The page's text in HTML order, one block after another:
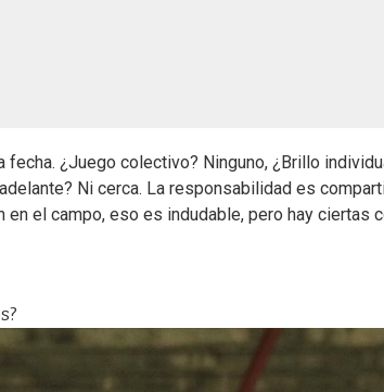
fecha. ¿Juego colectivo? Ninguno, ¿Brillo
Ni cerca. La responsabilidad es
el campo, eso es indudable, pero hay ciertas